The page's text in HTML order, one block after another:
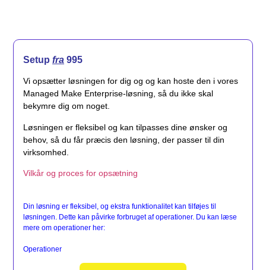
Setup fra 995
Vi opsætter løsningen for dig og og kan hoste den i vores
Managed Make Enterprise-løsning, så du ikke skal
bekymre dig om noget.
Løsningen er fleksibel og kan tilpasses dine ønsker og
behov, så du får præcis den løsning, der passer til din
virksomhed.
Vilkår og proces for opsætning
Din løsning er fleksibel, og ekstra funktionalitet kan tilføjes til
løsningen. Dette kan påvirke forbruget af operationer. Du kan læse
mere om operationer her:
Operationer